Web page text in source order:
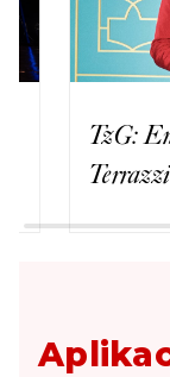
TzG:
Terrazzino